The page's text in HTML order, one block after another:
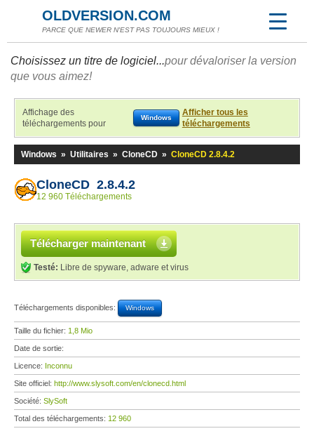
OLDVERSION.COM
PARCE QUE NEWER N'EST PAS TOUJOURS MIEUX !
Choisissez un titre de logiciel...pour dévaloriser la version
que vous aimez!
Affichage des
téléchargements pour
Windows
Afficher tous les
téléchargements
Windows » Utilitaires » CloneCD » CloneCD 2.8.4.2
CloneCD 2.8.4.2
12 960 Téléchargements
Télécharger maintenant
Testé: Libre de spyware, adware et virus
Téléchargements disponibles: Windows
Taille du fichier: 1,8 Mio
Date de sortie:
Licence: Inconnu
Site officiel: http://www.slysoft.com/en/clonecd.html
Société: SlySoft
Total des téléchargements: 12 960